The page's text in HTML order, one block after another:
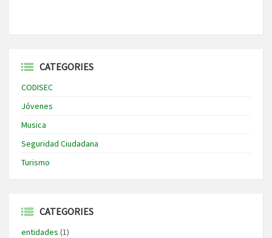
CATEGORIES
CODISEC
Jóvenes
Musica
Seguridad Ciudadana
Turismo
CATEGORIES
entidades (1)